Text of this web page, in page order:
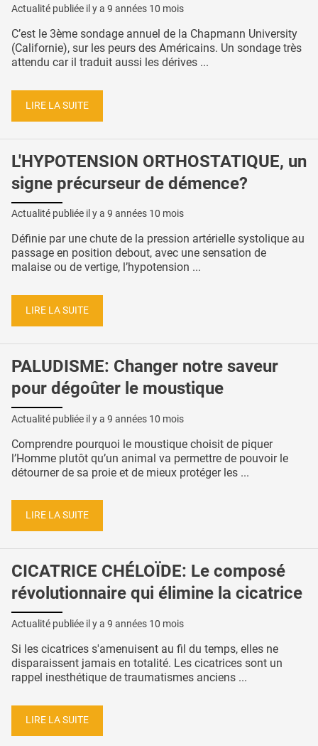
Actualité publiée il y a 9 années 10 mois
C’est le 3ème sondage annuel de la Chapmann University
(Californie), sur les peurs des Américains. Un sondage très
attendu car il traduit aussi les dérives ...
LIRE LA SUITE
L'HYPOTENSION ORTHOSTATIQUE, un
signe précurseur de démence?
Actualité publiée il y a 9 années 10 mois
Définie par une chute de la pression artérielle systolique au
passage en position debout, avec une sensation de
malaise ou de vertige, l’hypotension ...
LIRE LA SUITE
PALUDISME: Changer notre saveur
pour dégoûter le moustique
Actualité publiée il y a 9 années 10 mois
Comprendre pourquoi le moustique choisit de piquer
l’Homme plutôt qu’un animal va permettre de pouvoir le
détourner de sa proie et de mieux protéger les ...
LIRE LA SUITE
CICATRICE CHÉLOÏDE: Le composé
révolutionnaire qui élimine la cicatrice
Actualité publiée il y a 9 années 10 mois
Si les cicatrices s'amenuisent au fil du temps, elles ne
disparaissent jamais en totalité. Les cicatrices sont un
rappel inesthétique de traumatismes anciens ...
LIRE LA SUITE